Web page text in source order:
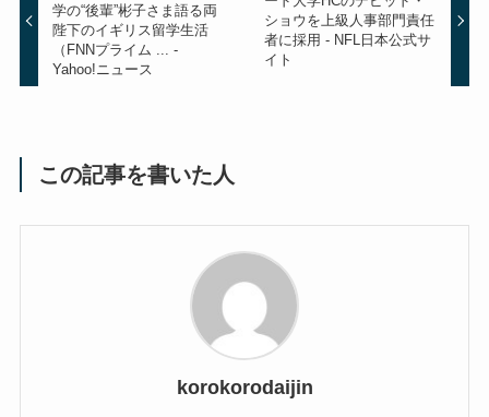
学の“後輩”彬子さま語る両
陛下のイギリス留学生活
（FNNプライム ... -
Yahoo!ニュース
ショウを上級人事部門責任
者に採用 - NFL日本公式サ
イト
この記事を書いた人
korokorodaijin